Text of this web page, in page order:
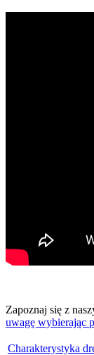
Zapoznaj się z
uwagę wybierając
Charakterystyka